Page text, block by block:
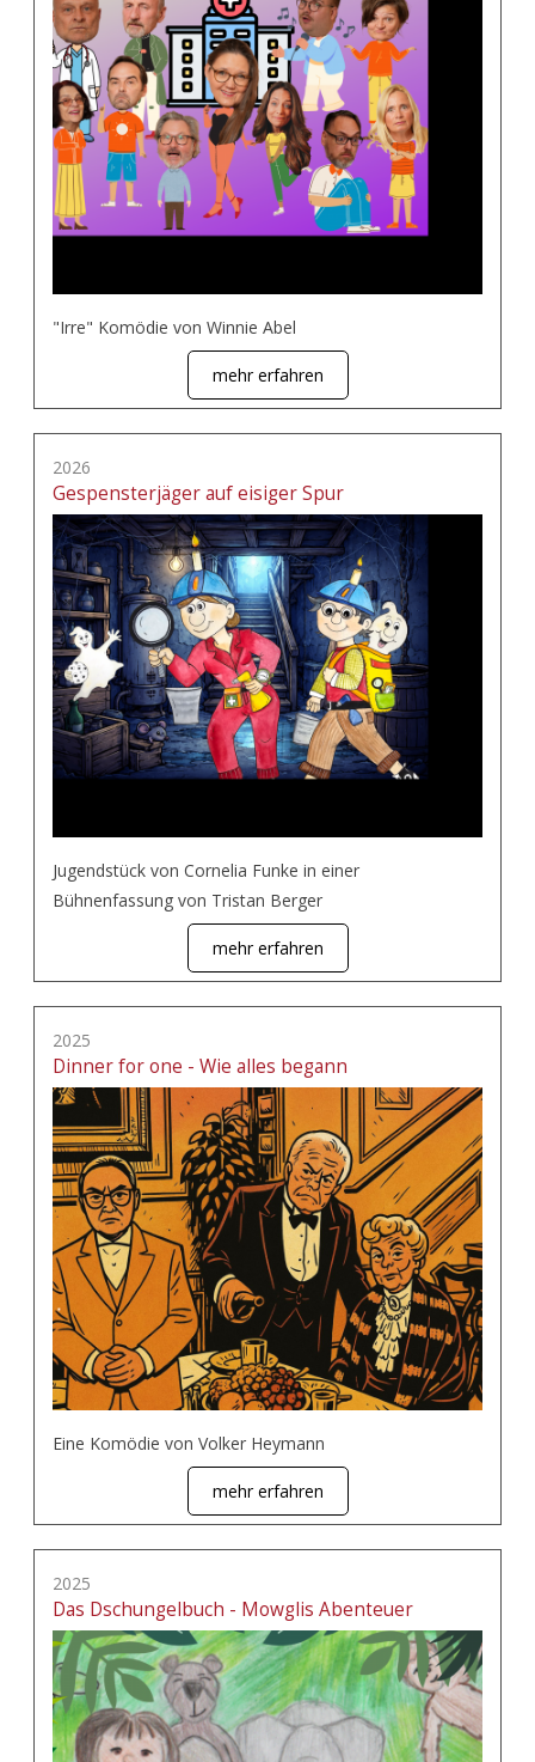
"Irre" Komödie von Winnie Abel
mehr erfahren
2026
Gespensterjäger auf eisiger Spur
Jugendstück von Cornelia Funke in einer
Bühnenfassung von Tristan Berger
mehr erfahren
2025
Dinner for one - Wie alles begann
Eine Komödie von Volker Heymann
mehr erfahren
2025
Das Dschungelbuch - Mowglis Abenteuer